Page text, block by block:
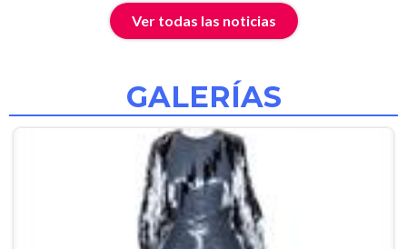
Ver todas las noticias
GALERÍAS